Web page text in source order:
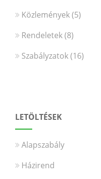
Közlemények(5)
Rendeletek(8)
Szabályzatok(16)
LETÖLTÉSEK
Alapszabály
Házirend